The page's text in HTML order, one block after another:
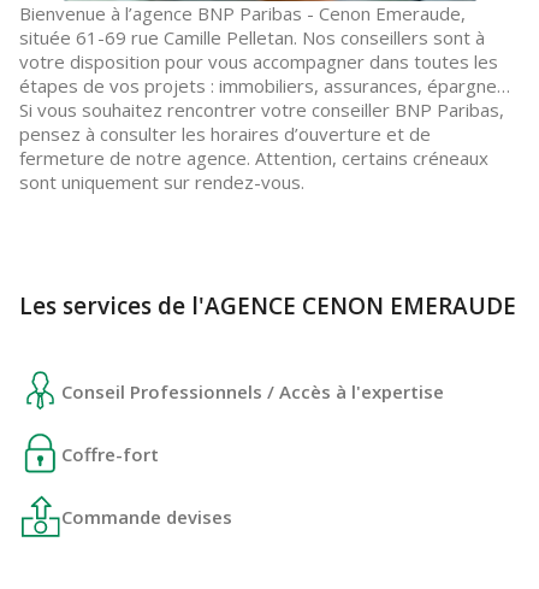
Bienvenue à l’agence BNP Paribas - Cenon Emeraude,
située 61-69 rue Camille Pelletan. Nos conseillers sont à
votre disposition pour vous accompagner dans toutes les
étapes de vos projets : immobiliers, assurances, épargne…
Si vous souhaitez rencontrer votre conseiller BNP Paribas,
pensez à consulter les horaires d’ouverture et de
fermeture de notre agence. Attention, certains créneaux
sont uniquement sur rendez-vous.
Les services de l'AGENCE CENON EMERAUDE
Conseil Professionnels / Accès à l'expertise
Coffre-fort
Commande devises